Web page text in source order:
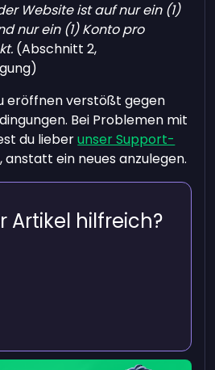
Website ist auf nur ein (1)
nur ein (1) Konto pro
(Abschnitt 2,
eröffnen verstößt gegen
Bei Problemen mit
du lieberunser Support-
, anstatt ein neues anzulegen.
Artikel hilfreich?